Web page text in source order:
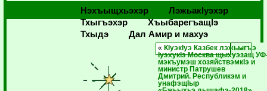
Нэхъыщхьэхэр
Лэжьакlуэхэр
Тхыгъэхэр
Хъыбарегъащlэ
Тхыдэ
Дал Амир и махуэ
« КIуэкIуэ Казбек лэжьыгъэ
IуэхукIэ Москва щыхуэзащ
мэкъумэш хозяйствэмкIэ и
министр Патрушев
Дмитрий. Республикэм и
унафэщIыр